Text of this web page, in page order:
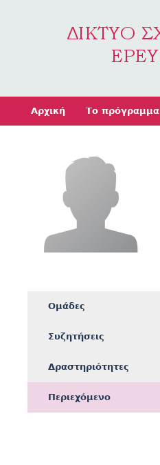
Αρχική Το πρόγραμμα
Ομάδες
Συζητήσεις
Δραστηριότητες
Περιεχόμενο